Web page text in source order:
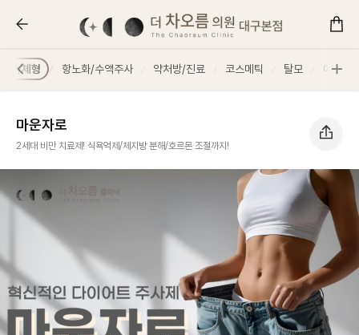
만/체형 항노화/수액주사 약처방/진료 코스메틱 탈모 에어녹
마운자로
2세대 비만 치료제! 식욕억제/체지방 분해/호르몬 조절까지!